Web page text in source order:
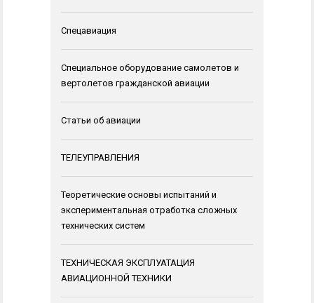
Спецавиация
Специальное оборудование самолетов и
вертолетов гражданской авиации
Статьи об авиации
ТЕЛЕУПРАВЛЕНИЯ
Теоретические основы испытаний и
экспериментальная отработка сложных
технических систем
ТЕХНИЧЕСКАЯ ЭКСПЛУАТАЦИЯ
АВИАЦИОННОЙ ТЕХНИКИ